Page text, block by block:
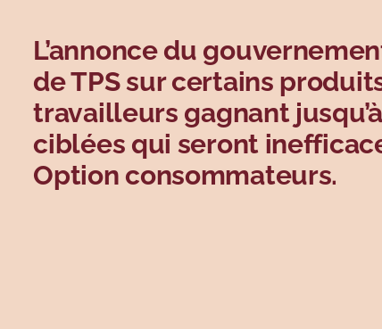
L’annonce du
de TPS sur certains
travailleurs gagnant
ciblées qui seront
Option consommateurs.